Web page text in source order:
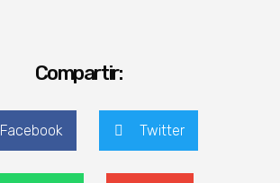
Compartir:
Facebook Twitter